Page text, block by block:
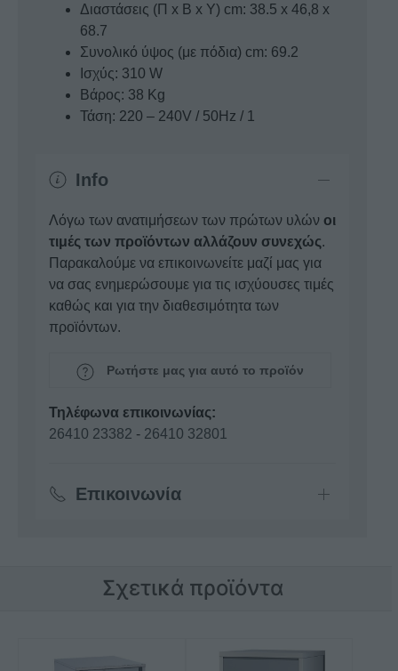
Διαστάσεις (Π x B x Υ) cm: 38.5 x 46,8 x
68.7
Συνολικό ύψος (με πόδια) cm: 69.2
Ισχύς: 310 W
Βάρος: 38 Kg
Τάση: 220 – 240V / 50Hz / 1
Info
Λόγω των ανατιμήσεων των πρώτων υλών οι
τιμές των προϊόντων αλλάζουν συνεχώς.
Παρακαλούμε να επικοινωνείτε μαζί μας για
να σας ενημερώσουμε για τις ισχύουσες τιμές
καθώς και για την διαθεσιμότητα των
προϊόντων.
Ρωτήστε μας για αυτό το προϊόν
Τηλέφωνα επικοινωνίας:
26410 23382 - 26410 32801
Επικοινωνία
Σχετικά προϊόντα